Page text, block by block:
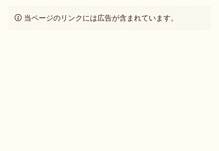
当ページのリンクには広告が含まれています。